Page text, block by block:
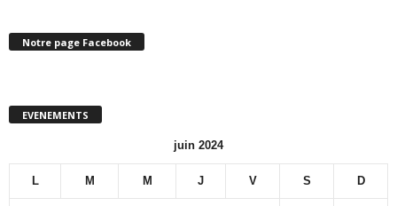
Notre page Facebook
EVENEMENTS
juin 2024
L M M J V S D